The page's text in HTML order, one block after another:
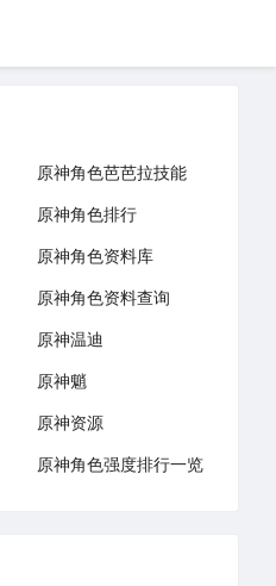
原神角色芭芭拉技能
原神角色排行
原神角色资料库
原神角色资料查询
原神温迪
原神魈
原神资源
原神角色强度排行一览